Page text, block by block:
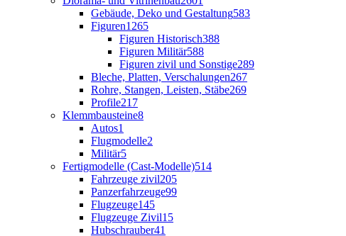
Gebäude, Deko und Gestaltung583
Figuren1265
Figuren Historisch388
Figuren Militär588
Figuren zivil und Sonstige289
Bleche, Platten, Verschalungen267
Rohre, Stangen, Leisten, Stäbe269
Profile217
Klemmbausteine8
Autos1
Flugmodelle2
Militär5
Fertigmodelle (Cast-Modelle)514
Fahrzeuge zivil205
Panzerfahrzeuge99
Flugzeuge145
Flugzeuge Zivil15
Hubschrauber41